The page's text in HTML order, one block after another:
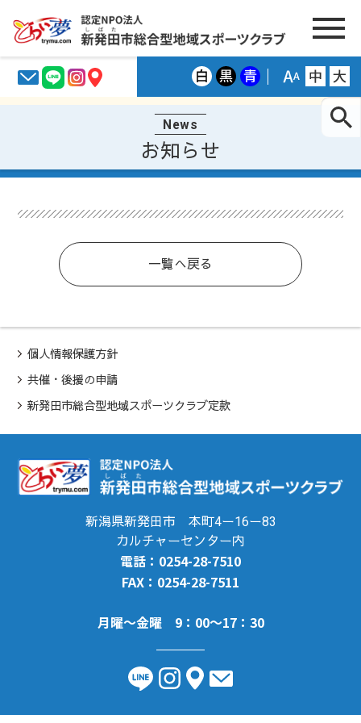
News
お知らせ
一覧へ戻る
個人情報保護方針
共催・後援の申請
新発田市総合型地域スポーツクラブ定款
新潟県新発田市 本町4ー16ー83
カルチャーセンター内
電話：0254-28-7510
FAX：0254-28-7511
月曜～金曜 9：00～17：30